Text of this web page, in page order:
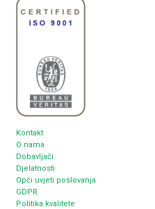
Kontakt
O nama
Dobavljači
Djelatnosti
Opći uvjeti poslovanja
GDPR
Politika kvalitete